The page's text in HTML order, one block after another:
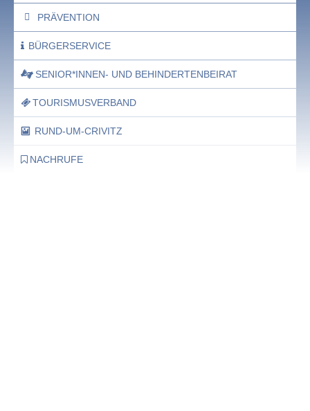
PRÄVENTION
BÜRGERSERVICE
SENIOR*INNEN- UND BEHINDERTENBEIRAT
TOURISMUSVERBAND
RUND-UM-CRIVITZ
NACHRUFE